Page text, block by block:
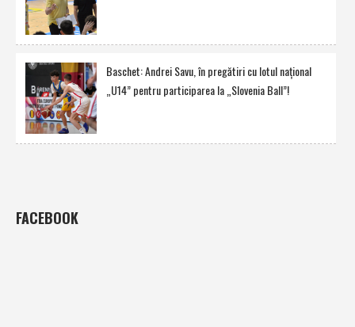
Baschet: Andrei Savu, în pregătiri cu lotul naţional
„U14” pentru participarea la „Slovenia Ball”!
FACEBOOK